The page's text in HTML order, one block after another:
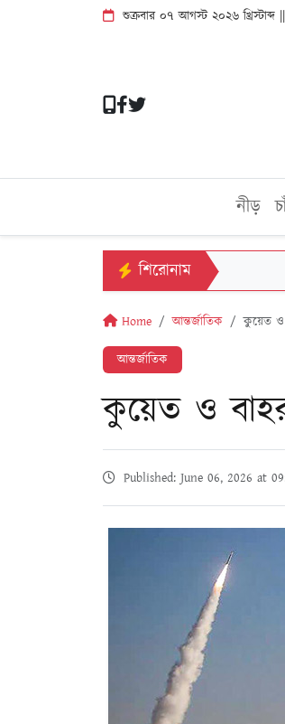
শুক্রবার ০৭ আগস্ট ২০২৬ খ্রিস্টাব্দ
নীড়
শিরোনাম
Home আন্তর্জাতিক কুয়েত ও
আন্তর্জাতিক
কুয়েত ও
Published: June 06, 2026 at